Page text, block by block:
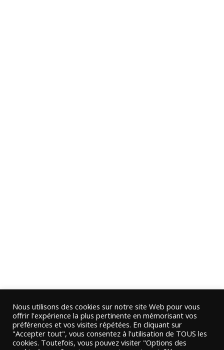
Nous utilisons des cookies sur notre site Web pour vous
offrir l'expérience la plus pertinente en mémorisant vos
préférences et vos visites répétées. En cliquant sur
"Accepter tout", vous consentez à l'utilisation de TOUS les
cookies. Toutefois, vous pouvez visiter "Options des